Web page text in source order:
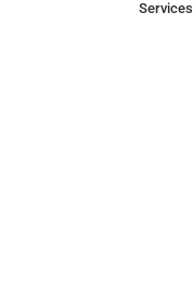
Services